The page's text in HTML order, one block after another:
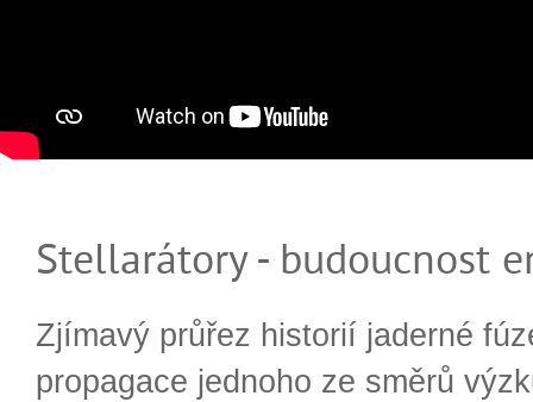
Stellarátory - budoucnost
Zjímavý průřez historií jaderné
propagace jednoho ze směrů